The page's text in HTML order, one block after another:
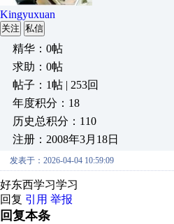
Kingyuxuan
关注 私信
精华：0帖
求助：0帖
帖子：1帖 | 253回
年度积分：18
历史总积分：110
注册：2008年3月18日
发表于：2026-04-04 10:59:09
好东西学习学习
回复 引用 举报
回复本条